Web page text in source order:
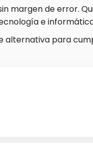
margen de error.
e
para